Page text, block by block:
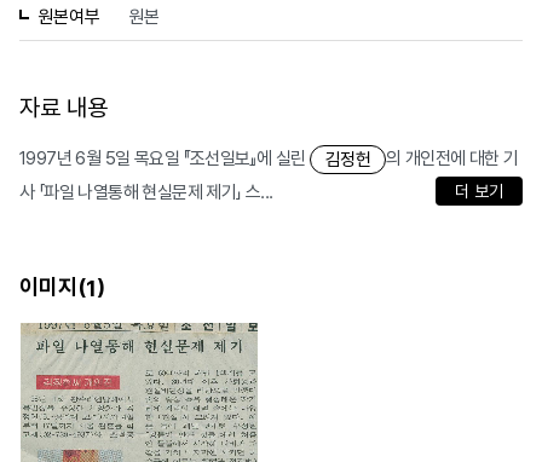
원본여부 원본
자료 내용
1997년 6월 5일 목요일 『조선일보』에 실린 김정헌
의 개인전에 대한 기
사 「파일 나열통해 현실문제 제기」 스...
더 보기
이미지(1)